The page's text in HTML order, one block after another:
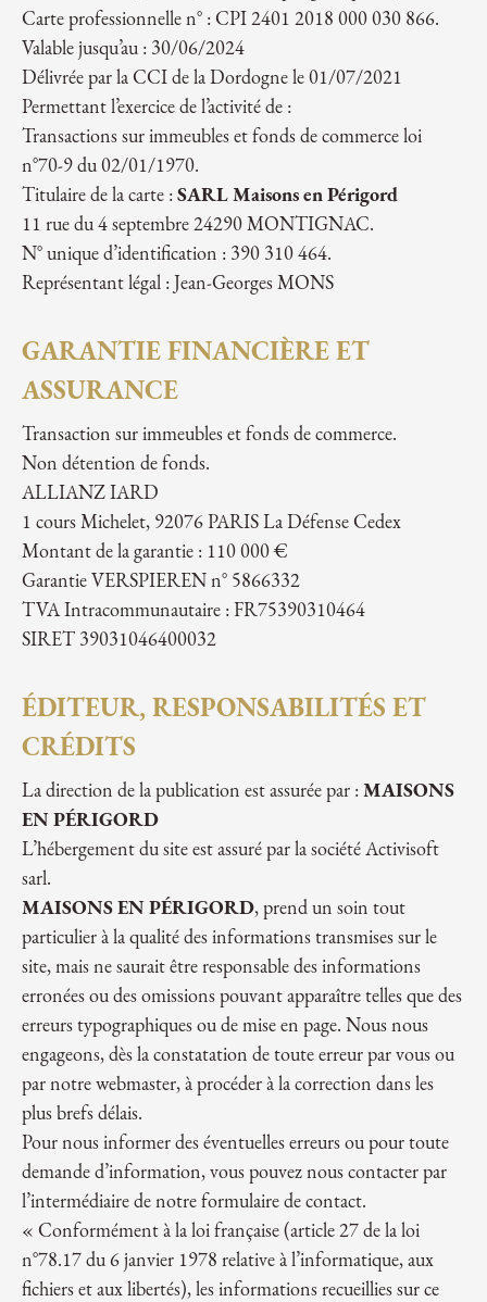
Carte professionnelle n° : CPI 2401 2018 000 030 866.
Valable jusqu’au : 30/06/2024
Délivrée par la CCI de la Dordogne le 01/07/2021
Permettant l’exercice de l’activité de :
Transactions sur immeubles et fonds de commerce loi
n°70-9 du 02/01/1970.
Titulaire de la carte : SARL Maisons en Périgord
11 rue du 4 septembre 24290 MONTIGNAC.
N° unique d’identification : 390 310 464.
Représentant légal : Jean-Georges MONS
GARANTIE FINANCIÈRE ET
ASSURANCE
Transaction sur immeubles et fonds de commerce.
Non détention de fonds.
ALLIANZ IARD
1 cours Michelet, 92076 PARIS La Défense Cedex
Montant de la garantie : 110 000 €
Garantie VERSPIEREN n° 5866332
TVA Intracommunautaire : FR75390310464
SIRET 39031046400032
ÉDITEUR, RESPONSABILITÉS ET
CRÉDITS
La direction de la publication est assurée par : MAISONS
EN PÉRIGORD
L’hébergement du site est assuré par la société Activisoft
sarl.
MAISONS EN PÉRIGORD, prend un soin tout
particulier à la qualité des informations transmises sur le
site, mais ne saurait être responsable des informations
erronées ou des omissions pouvant apparaître telles que des
erreurs typographiques ou de mise en page. Nous nous
engageons, dès la constatation de toute erreur par vous ou
par notre webmaster, à procéder à la correction dans les
plus brefs délais.
Pour nous informer des éventuelles erreurs ou pour toute
demande d’information, vous pouvez nous contacter par
l’intermédiaire de notre formulaire de contact.
« Conformément à la loi française (article 27 de la loi
n°78.17 du 6 janvier 1978 relative à l’informatique, aux
fichiers et aux libertés), les informations recueillies sur ce